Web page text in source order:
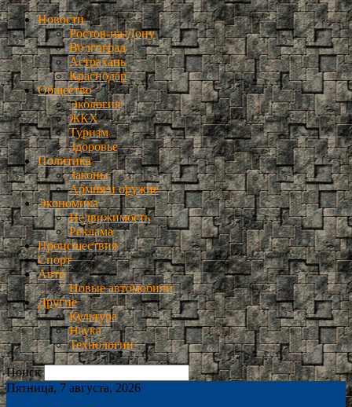
Новости
Ростов-на-Дону
Волгоград
Астрахань
Краснодар
Общество
Экология
ЖКХ
Туризм
Здоровье
Политика
Законы
Армия и оружие
Экономика
Недвижимость
Реклама
Происшествия
Спорт
Авто
Новые автомобили
Другие
Культура
Наука
Технологии
Поиск
Пятница, 7 августа, 2026